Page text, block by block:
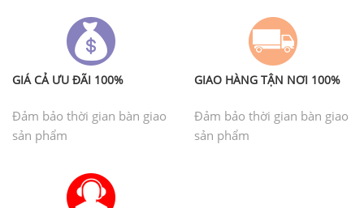
GIÁ CẢ ƯU ĐÃI 100%
Đảm bảo thời gian bàn giao
sản phẩm
GIAO HÀNG TẬN NƠI 100%
Đảm bảo thời gian bàn giao
sản phẩm